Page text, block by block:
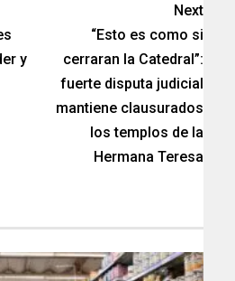
y
Next
“Esto es como si
cerraran la Catedral”:
fuerte disputa judicial
mantiene clausurados
los templos de la
Hermana Teresa​